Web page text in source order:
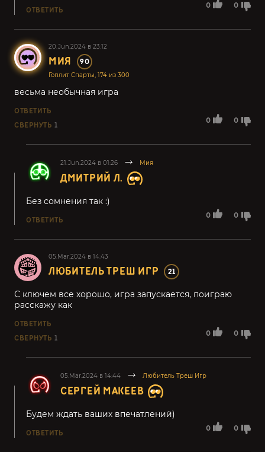
0 0
ОТВЕТИТЬ
20.Jun.2024 в 23:12
МИЯ 90
Гоплит Спарты, 174 из 300
0 0
весьма необычная игра
ОТВЕТИТЬ
СВЕРНУТЬ 1
21.Jun.2024 в 01:26 Мия
ДМИТРИЙ Л.
0 0
Без сомнения так :)
ОТВЕТИТЬ
05.Mar.2024 в 14:43
ЛЮБИТЕЛЬ ТРЕШ ИГР 21
0 0
С ключем все хорошо, игра запускается, поиграю
расскажу как
ОТВЕТИТЬ
СВЕРНУТЬ 1
05.Mar.2024 в 14:44 Любитель Треш Игр
СЕРГЕЙ МАКЕЕВ
0 0
Будем ждать ваших впечатлений)
ОТВЕТИТЬ